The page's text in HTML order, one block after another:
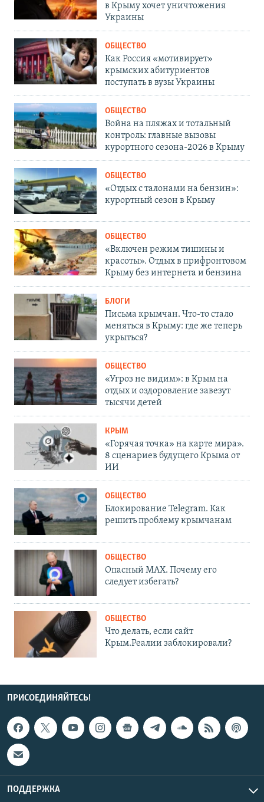
в Крыму хочет уничтожения
Украины
ОБЩЕСТВО
Как Россия «мотивирует»
крымских абитуриентов
поступать в вузы Украины
ОБЩЕСТВО
Война на пляжах и тотальный
контроль: главные вызовы
курортного сезона-2026 в Крыму
ОБЩЕСТВО
«Отдых с талонами на бензин»:
курортный сезон в Крыму
ОБЩЕСТВО
«Включен режим тишины и
красоты». Отдых в прифронтовом
Крыму без интернета и бензина
БЛОГИ
Письма крымчан. Что-то стало
меняться в Крыму: где же теперь
укрыться?
ОБЩЕСТВО
«Угроз не видим»: в Крым на
отдых и оздоровление завезут
тысячи детей
КРЫМ
«Горячая точка» на карте мира».
8 сценариев будущего Крыма от
ИИ
ОБЩЕСТВО
Блокирование Telegram. Как
решить проблему крымчанам
ОБЩЕСТВО
Опасный MAX. Почему его
следует избегать?
ОБЩЕСТВО
Что делать, если сайт
Крым.Реалии заблокировали?
ПРИСОЕДИНЯЙТЕСЬ!
ПОДДЕРЖКА